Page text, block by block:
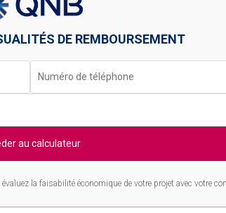
DE REMBOURSEMENT
au calculateur
la faisabilité économique de votre projet avec votre